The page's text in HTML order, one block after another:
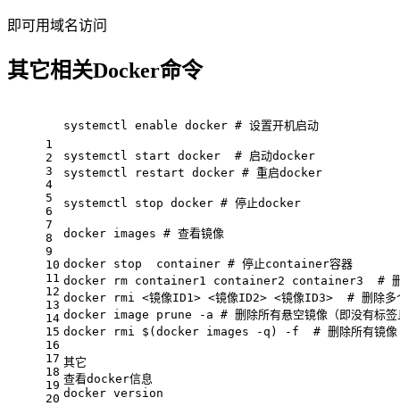
即可用域名访问
其它相关Docker命令
1
2
3
4
5
6
7
8
9
10
11
12
13
14
15
16
17
18
19
20
systemctl enable docker # 设置开机启动
systemctl start docker # 启动docker
systemctl restart docker # 重启docker
systemctl stop docker # 停止docker
docker images # 查看镜像
docker stop  container # 停止container容器
docker
rm container1 container2 container3 #
docker rmi <镜像ID1> <镜像ID2> <镜像ID3> # 删除多
docker image prune -a # 删除所有悬空镜像（即没有标
docker rmi $(docker images -q) -f # 删除所有镜像
其它
查看docker信息
docker version